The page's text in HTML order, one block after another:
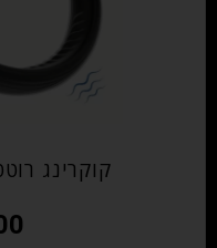
קוקרינג